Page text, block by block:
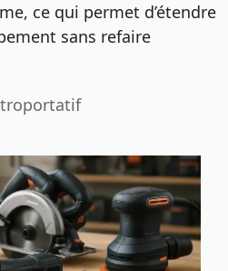
ce qui permet d’étendre
sans refaire